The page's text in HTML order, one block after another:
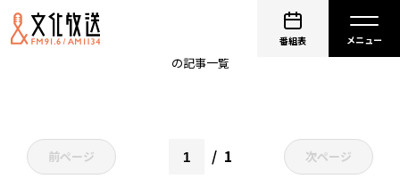
番組表
の記事一覧
前ページ 1 次ページ